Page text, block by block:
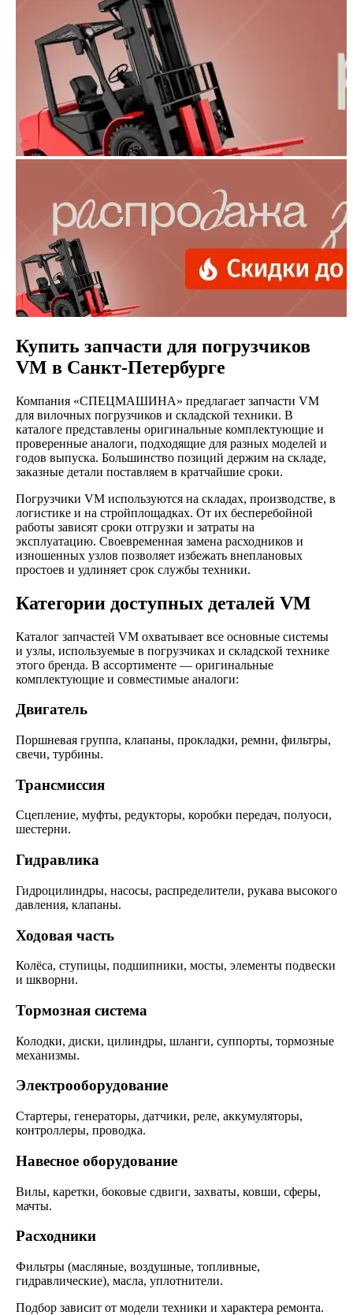
Купить запчасти для погрузчиков
VM в Санкт-Петербурге
Компания «СПЕЦМАШИНА» предлагает запчасти VM
для вилочных погрузчиков и складской техники. В
каталоге представлены оригинальные комплектующие и
проверенные аналоги, подходящие для разных моделей и
годов выпуска. Большинство позиций держим на складе,
заказные детали поставляем в кратчайшие сроки.
Погрузчики VM используются на складах, производстве, в
логистике и на стройплощадках. От их бесперебойной
работы зависят сроки отгрузки и затраты на
эксплуатацию. Своевременная замена расходников и
изношенных узлов позволяет избежать внеплановых
простоев и удлиняет срок службы техники.
Категории доступных деталей VM
Каталог запчастей VM охватывает все основные системы
и узлы, используемые в погрузчиках и складской технике
этого бренда. В ассортименте — оригинальные
комплектующие и совместимые аналоги:
Двигатель
Поршневая группа, клапаны, прокладки, ремни, фильтры,
свечи, турбины.
Трансмиссия
Сцепление, муфты, редукторы, коробки передач, полуоси,
шестерни.
Гидравлика
Гидроцилиндры, насосы, распределители, рукава высокого
давления, клапаны.
Ходовая часть
Колёса, ступицы, подшипники, мосты, элементы подвески
и шкворни.
Тормозная система
Колодки, диски, цилиндры, шланги, суппорты, тормозные
механизмы.
Электрооборудование
Стартеры, генераторы, датчики, реле, аккумуляторы,
контроллеры, проводка.
Навесное оборудование
Вилы, каретки, боковые сдвиги, захваты, ковши, сферы,
мачты.
Расходники
Фильтры (масляные, воздушные, топливные,
гидравлические), масла, уплотнители.
Подбор зависит от модели техники и характера ремонта.